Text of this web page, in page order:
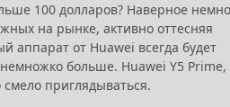
100 долларов? Наверное
на рынке, активно оттесняя
аппарат от Huawei всегда будет
больше. Huawei Y5 Prime,
приглядываться.